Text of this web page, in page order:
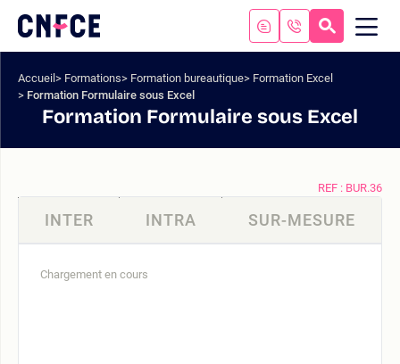
contenu
à
Logo
site
Accueil Formations Formation bureautique
Formation Excel
Formation Formulaire sous Excel
Formation Formulaire sous Excel
REF : BUR.36
INTER INTRA SUR-MESURE